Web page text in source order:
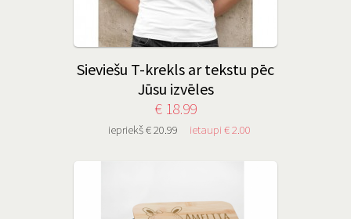
Sieviešu T-krekls ar tekstu pēc
Jūsu izvēles
€ 18.99
iepriekš € 20.99 ietaupi € 2.00